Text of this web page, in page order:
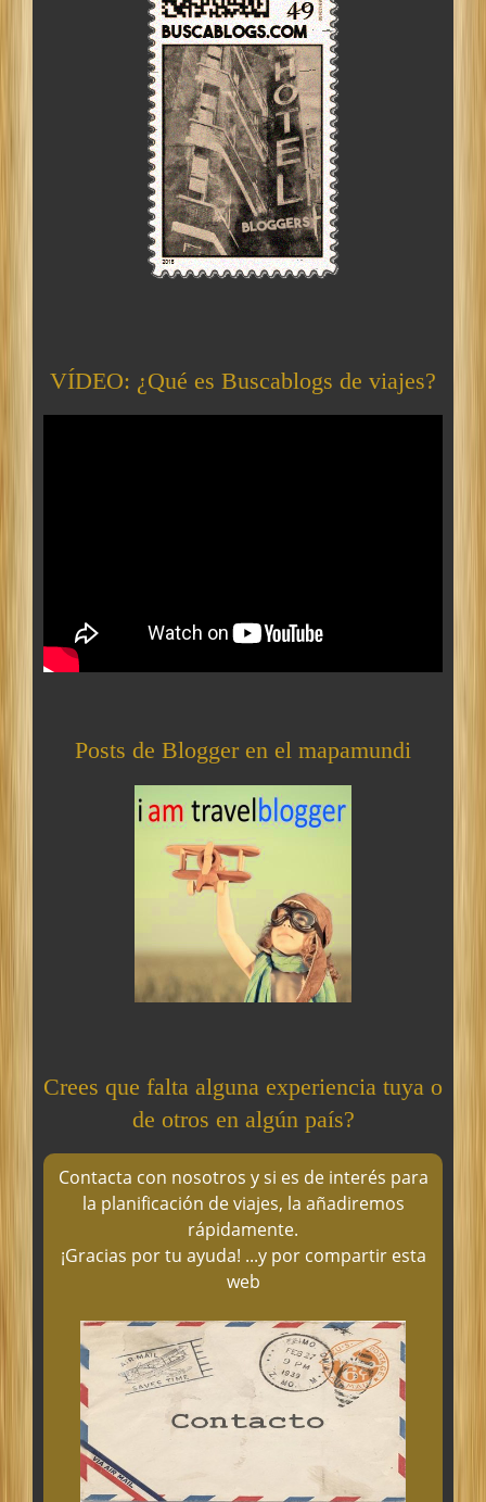
VÍDEO: ¿Qué es Buscablogs de viajes?
Posts de Blogger en el mapamundi
Crees que falta alguna experiencia tuya o
de otros en algún país?
Contacta con nosotros y si es de interés para
la planificación de viajes, la añadiremos
rápidamente.
¡Gracias por tu ayuda! ...y por compartir esta
web